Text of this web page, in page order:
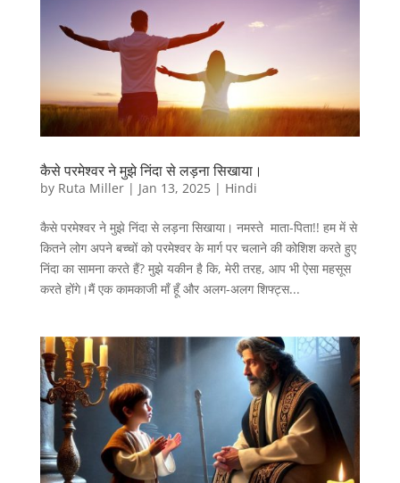
कैसे परमेश्वर ने मुझे निंदा से लड़ना सिखाया।
by Ruta Miller| Jan 13, 2025| Hindi
कैसे परमेश्वर ने मुझे निंदा से लड़ना सिखाया। नमस्ते माता-पिता!! हम में से
कितने लोग अपने बच्चों को परमेश्वर के मार्ग पर चलाने की कोशिश करते हुए
निंदा का सामना करते हैं? मुझे यकीन है कि, मेरी तरह, आप भी ऐसा महसूस
करते होंगे।मैं एक कामकाजी माँ हूँ और अलग-अलग शिफ्ट्स...